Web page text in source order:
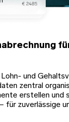
und
zentral
erstellen und
für zuverlässige